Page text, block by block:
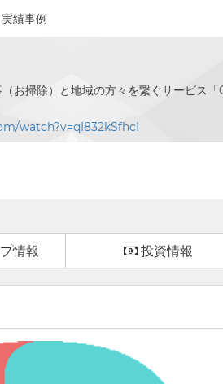
実績事例
お掃除）と地域の方々を繋ぐサービス
watch?v=qI832kSfhcI
情報 投資情報